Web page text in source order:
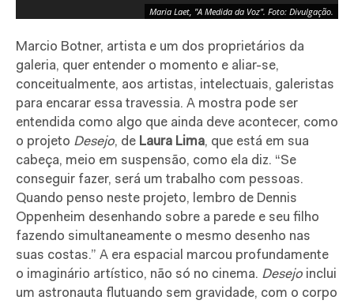
Maria Laet, "A Medida da Voz". Foto: Divulgação.
Marcio Botner, artista e um dos proprietários da
galeria, quer entender o momento e aliar-se,
conceitualmente, aos artistas, intelectuais, galeristas
para encarar essa travessia. A mostra pode ser
entendida como algo que ainda deve acontecer, como
o projeto Desejo, de Laura Lima, que está em sua
cabeça, meio em suspensão, como ela diz. “Se
conseguir fazer, será um trabalho com pessoas.
Quando penso neste projeto, lembro de Dennis
Oppenheim desenhando sobre a parede e seu filho
fazendo simultaneamente o mesmo desenho nas
suas costas.” A era espacial marcou profundamente
o imaginário artístico, não só no cinema. Desejo inclui
um astronauta flutuando sem gravidade, com o corpo